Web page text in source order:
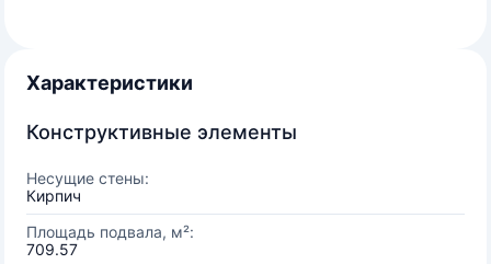
Характеристики
Конструктивные элементы
Несущие стены:
Кирпич
Площадь подвала, м²:
709.57